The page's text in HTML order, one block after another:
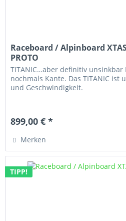
Raceboard / Alpinboard
PROTO
TITANIC…aber definitiv unsinkbar
nochmals Kante. Das TITANIC
und Geschwindigkeit.
899,00 € *
Merken
TIPP!